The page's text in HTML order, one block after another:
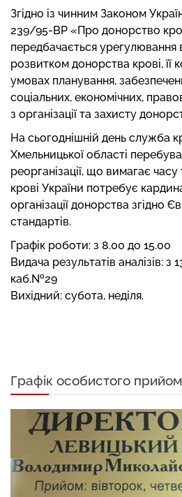
Згідно із чинним Законом
239/95-ВР «Про донорство
передбачається урегулювання
розвитком донорства крові, її
умовах планування,
соціальних, економічних,
з організації та захисту
На сьогоднішній день служба
Хмельницької області
реорганізації, що вимагає
крові України потребує
організації донорства згідно
стандартів.
Графік роботи: з 8.00 до 15.00
Видача результатів аналізів: з
каб.№29
Вихідний: субота, неділя.
Графік особистого